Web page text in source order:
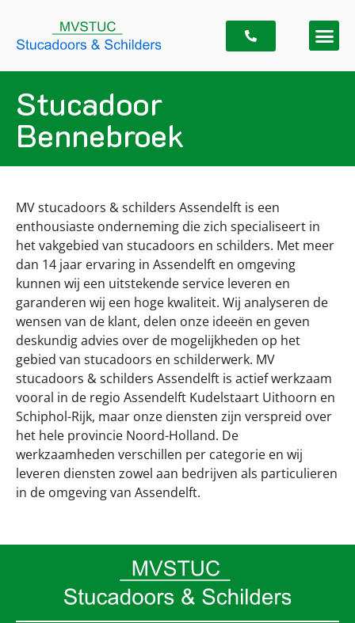
Stucadoor
Bennebroek
MV stucadoors & schilders Assendelft is een
enthousiaste onderneming die zich specialiseert in
het vakgebied van stucadoors en schilders. Met meer
dan 14 jaar ervaring in Assendelft en omgeving
kunnen wij een uitstekende service leveren en
garanderen wij een hoge kwaliteit. Wij analyseren de
wensen van de klant, delen onze ideeën en geven
deskundig advies over de mogelijkheden op het
gebied van stucadoors en schilderwerk. MV
stucadoors & schilders Assendelft is actief werkzaam
vooral in de regio Assendelft Kudelstaart Uithoorn en
Schiphol-Rijk, maar onze diensten zijn verspreid over
het hele provincie Noord-Holland. De
werkzaamheden verschillen per categorie en wij
leveren diensten zowel aan bedrijven als particulieren
in de omgeving van Assendelft.